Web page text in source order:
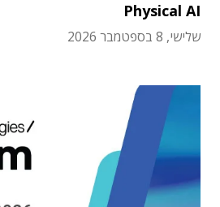
Physical AI
שלישי, 8 בספטמבר 2026